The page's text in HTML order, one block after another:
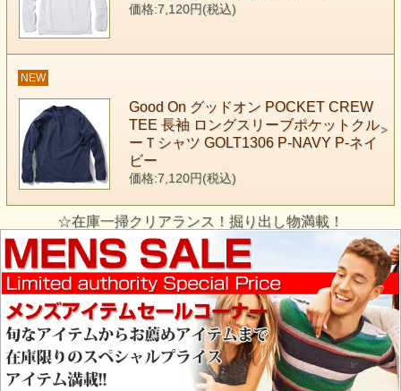
価格:7,120円(税込)
NEW
Good On グッドオン POCKET CREW
TEE 長袖 ロングスリーブポケットクル
ーＴシャツ GOLT1306 P-NAVY P-ネイ
ビー
価格:7,120円(税込)
☆在庫一掃クリアランス！掘り出し物満載！